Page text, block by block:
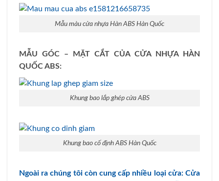
Mẫu màu cửa nhựa Hàn ABS Hàn Quốc
MẪU GÓC – MẶT CẮT CỦA CỬA NHỰA HÀN
QUỐC ABS:
Khung bao lắp ghép cửa ABS
Khung bao cố định ABS Hàn Quốc
Ngoài ra chúng tôi còn cung cấp nhiều loại cửa: Cửa